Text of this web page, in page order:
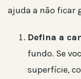
ajuda a não ficar
Defina a
fundo. Se
superfície,